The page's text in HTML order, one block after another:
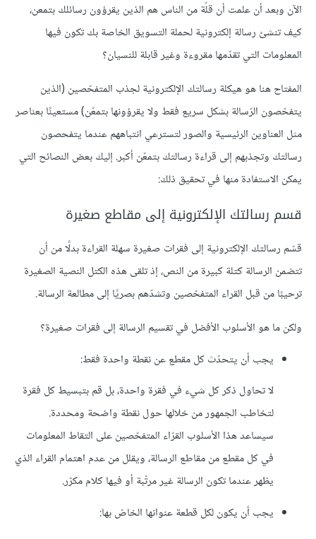
الآن وبعد أن علمت أن قلّة من الناس هم الذين يقرؤون رسائلك بتمعن،
كيف تنشئ رسالة إلكترونية لحملة التسويق الخاصة بك تكون فيها
المعلومات التي تقدّمها مقروءة وغير قابلة للنسيان؟
المفتاح هنا هو هيكلة رسالتك الإلكترونية لجذب المتفحّصين (الذين
يتفحّصون الرّسالة بشكل سريع فقط ولا يقرؤونها بتمعّن) مستعينًا بعناصر
مثل العناوين الرئيسية والصور لتسترعي انتباههم عندما يتفحصون
رسالتك وتجذبهم إلى قراءة رسالتك بتمعّن أكبر. إليك بعض النصائح التي
يمكن الاستفادة منها في تحقيق ذلك:
قسم رسالتك الإلكترونية إلى مقاطع صغيرة
قسّم رسالتك الإلكترونية إلى فقرات صغيرة سهلة القراءة بدلًا من أن
تتضمن الرسالة كتلة كبيرة من النص، إذ تلقى هذه الكتل النصية الصغيرة
ترحيبًا من قبل القراء المتفحّصين وتشدّهم بصريًا إلى مطالعة الرسالة.
ولكن ما هو الأسلوب الأفضل في تقسيم الرسالة إلى فقرات صغيرة؟
يجب أن يتحدّث كل مقطع عن نقطة واحدة فقط:
لا تحاول ذكر كل شيء في فقرة واحدة، بل قم بتبسيط كل فقرة
لتخاطب الجمهور من خلالها حول نقطة واضحة ومحددة.
سيساعد هذا الأسلوب القرّاء المتفحّصين على التقاط المعلومات
في كل مقطع من مقاطع الرسالة، ويقلل من عدم اهتمام القراء الذي
يظهر عندما تكون الرسالة غير مرتّبة أو فيها كلام مكرّر.
يجب أن يكون لكل قطعة عنوانها الخاصّ بها: